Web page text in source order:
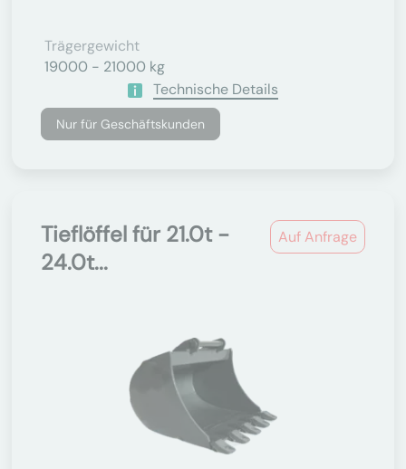
Trägergewicht
19000 - 21000 kg
Technische Details
Nur für Geschäftskunden
Auf Anfrage
Tieflöffel für 21.0t -
24.0t...